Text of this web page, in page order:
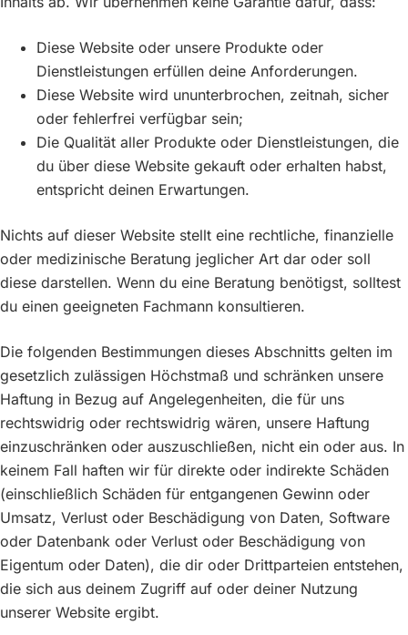
Diese Website oder unsere Produkte oder
Dienstleistungen erfüllen deine Anforderungen.
Diese Website wird ununterbrochen, zeitnah, sicher
oder fehlerfrei verfügbar sein;
Die Qualität aller Produkte oder Dienstleistungen, die
du über diese Website gekauft oder erhalten habst,
entspricht deinen Erwartungen.
Nichts auf dieser Website stellt eine rechtliche, finanzielle
oder medizinische Beratung jeglicher Art dar oder soll
diese darstellen. Wenn du eine Beratung benötigst, solltest
du einen geeigneten Fachmann konsultieren.
Die folgenden Bestimmungen dieses Abschnitts gelten im
gesetzlich zulässigen Höchstmaß und schränken unsere
Haftung in Bezug auf Angelegenheiten, die für uns
rechtswidrig oder rechtswidrig wären, unsere Haftung
einzuschränken oder auszuschließen, nicht ein oder aus. In
keinem Fall haften wir für direkte oder indirekte Schäden
(einschließlich Schäden für entgangenen Gewinn oder
Umsatz, Verlust oder Beschädigung von Daten, Software
oder Datenbank oder Verlust oder Beschädigung von
Eigentum oder Daten), die dir oder Drittparteien entstehen,
die sich aus deinem Zugriff auf oder deiner Nutzung
unserer Website ergibt.